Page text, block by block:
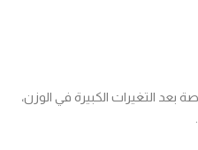
بعد التغيرات الكبيرة في الوزن،